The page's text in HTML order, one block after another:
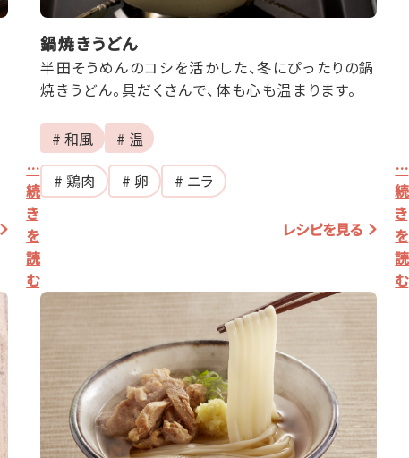
鍋焼きうどん
半田そうめんのコシを活かした、冬にぴったりの鍋
焼きうどん。具だくさんで、体も心も温まります。
# 和風
# 温
# 鶏肉
# 卵 # ニラ
レシピを見る
…
続
き
を
読
む
…
続
き
を
読
む